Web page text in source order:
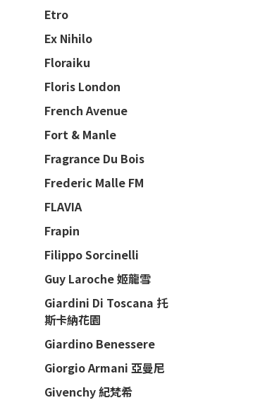
Etro
Ex Nihilo
Floraiku
Floris London
French Avenue
Fort & Manle
Fragrance Du Bois
Frederic Malle FM
FLAVIA
Frapin
Filippo Sorcinelli
Guy Laroche 姬龍雪
Giardini Di Toscana 托
斯卡納花園
Giardino Benessere
Giorgio Armani 亞曼尼
Givenchy 紀梵希